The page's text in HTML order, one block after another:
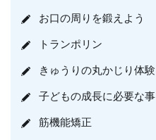
お口の周りを鍛えよう
トランポリン
きゅうりの丸かじり体験
子どもの成長に必要な事
筋機能矯正